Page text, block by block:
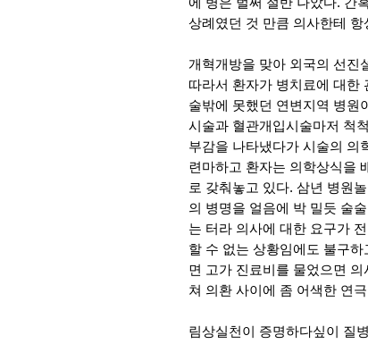
상례였던 것 만큼 의사한테
개혁개방을 맞아 외국의 선진
따라서 환자가 병치료에 대한
술밖에 못했던 연변지역 병원
시술과 혈관개입시술마저 척
부감을 나타냈다가 시술의 의
련마하고 환자는 의학상식을
로 갖춰놓고 있다. 삼년 병원
의 병명을 얼음에 박 밀듯 술
는 터라 의사에 대한 요구가
할 수 없는 상황임에도 불구
면 고가 진료비를 물었으면
쳐 의환 사이에 좀 어색한 연
림상실천이 증명하다싶이 질